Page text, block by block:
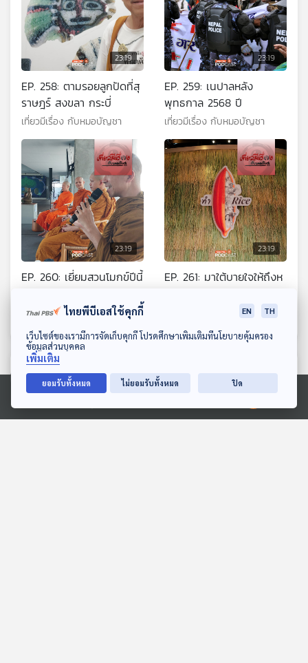
ดาวน์โหลด Thai PBS Podcast Application
Ⓒ 2020 องค์การกระจายเสียงและแพร่ภาพสาธารณะแห่งประเทศไทย
23:19
EP. 258: ตามรอยลูกปัดที่สุ
ราษฎร์ สงขลา กระบี่
เที่ยวมีเรื่อง กับหมอบัญชา
23:19
EP. 259: เนปาลหลัง
พุทธกาล 2568 ปี
เที่ยวมีเรื่อง กับหมอบัญชา
23:19
EP. 260: เยี่ยมสวนโมกข์ปีนี้
เที่ยวมีเรื่อง กับหมอบัญชา
23:19
EP. 261: มาใต้บายใจให้ถึงห
เที่ยวมีเรื่อง กับหมอบัญชา
ตอนที่เกี่ยวข้อง
ไทยพีบีเอสใช้คุกกี้ EN TH
เว็บไซต์ของเรามีการจัดเก็บคุกกี้ โปรดศึกษาเพิ่มเติมที่นโยบายคุ้มครอง
ข้อมูลส่วนบุคคล
เพิ่มเติม
ยอมรับทั้งหมด ไม่ยอมรับทั้งหมด ปิด